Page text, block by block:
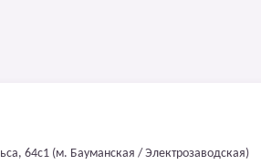
64с1 (м. Бауманская / Электрозаводская)